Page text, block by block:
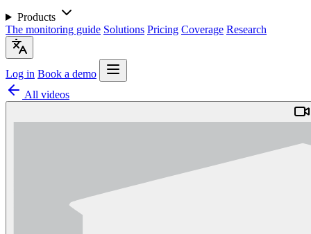
Products
The monitoring guide Solutions Pricing Coverage Research
Log in Book a demo
All videos